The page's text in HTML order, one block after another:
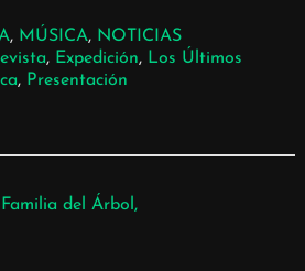
, MÚSICA, NOTICIAS
, Expedición, Los Últimos
, Presentación
Familia del Árbol,